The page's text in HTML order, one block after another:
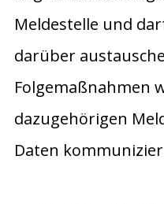
Meldestelle und
darüber
Folgemaßnahmen
dazugehörigen
Daten